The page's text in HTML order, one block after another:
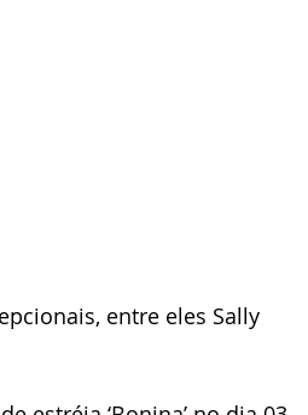
entre eles Sally